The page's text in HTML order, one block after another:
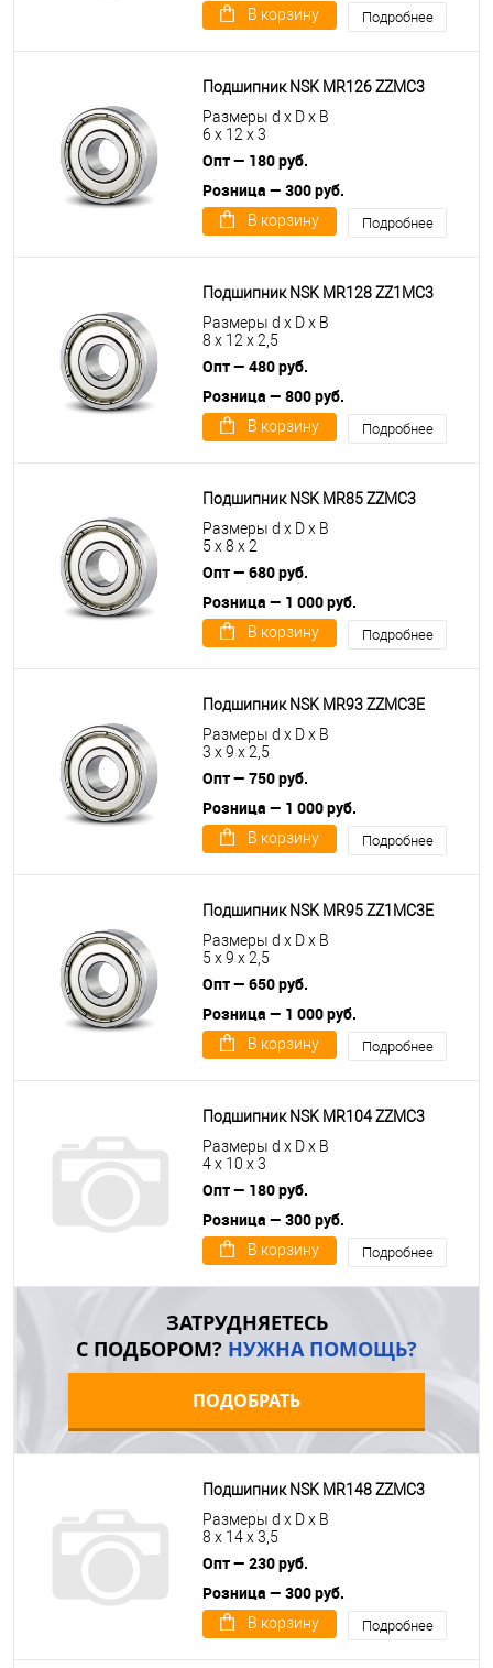
В корзину Подробнее
Подшипник NSK MR126 ZZMC3
Размеры d x D x B
6 x 12 x 3
Опт — 180 руб.
Розница — 300 руб.
В корзину Подробнее
Подшипник NSK MR128 ZZ1MC3
Размеры d x D x B
8 x 12 x 2,5
Опт — 480 руб.
Розница — 800 руб.
В корзину Подробнее
Подшипник NSK MR85 ZZMC3
Размеры d x D x B
5 x 8 x 2
Опт — 680 руб.
Розница — 1 000 руб.
В корзину Подробнее
Подшипник NSK MR93 ZZMC3E
Размеры d x D x B
3 x 9 x 2,5
Опт — 750 руб.
Розница — 1 000 руб.
В корзину Подробнее
Подшипник NSK MR95 ZZ1MC3E
Размеры d x D x B
5 x 9 x 2,5
Опт — 650 руб.
Розница — 1 000 руб.
В корзину Подробнее
Подшипник NSK MR104 ZZMC3
Размеры d x D x B
4 x 10 x 3
Опт — 180 руб.
Розница — 300 руб.
В корзину Подробнее
ЗАТРУДНЯЕТЕСЬ
С ПОДБОРОМ? НУЖНА ПОМОЩЬ?
ПОДОБРАТЬ
Подшипник NSK MR148 ZZMC3
Размеры d x D x B
8 x 14 x 3,5
Опт — 230 руб.
Розница — 300 руб.
В корзину Подробнее